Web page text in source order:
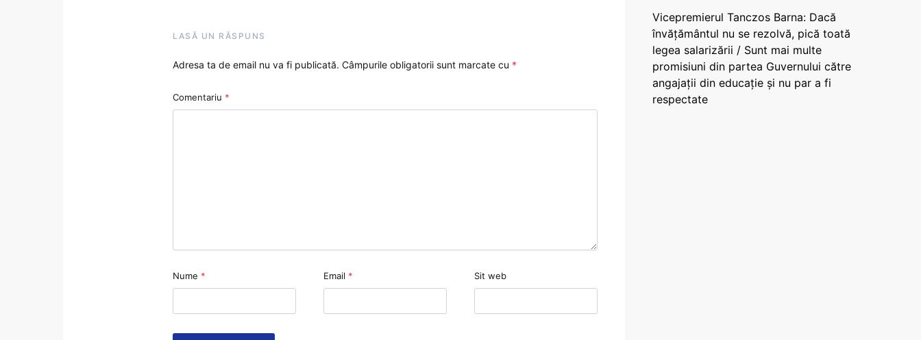
LASĂ UN RĂSPUNS
Adresa ta de email nu va fi publicată. Câmpurile obligatorii sunt marcate cu *
Comentariu *
Nume * Email * Sit web
Vicepremierul Tanczos Barna: Dacă
învățământul nu se rezolvă, pică toată
legea salarizării / Sunt mai multe
promisiuni din partea Guvernului către
angajații din educație și nu par a fi
respectate